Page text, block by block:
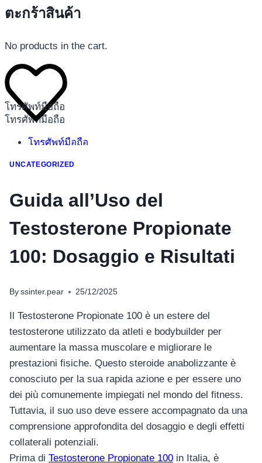
โทรศัพท์มือถือ
โทรศัพท์มือถือ
โทรศัพท์มือถือ
ตะกร้าสินค้า
No products in the cart.
UNCATEGORIZED
Guida all’Uso del
Testosterone Propionate
100: Dosaggio e Risultati
By ssinter.pear 25/12/2025
Il Testosterone Propionate 100 è un estere del
testosterone utilizzato da atleti e bodybuilder per
aumentare la massa muscolare e migliorare le
prestazioni fisiche. Questo steroide anabolizzante è
conosciuto per la sua rapida azione e per essere uno
dei più comunemente impiegati nel mondo del fitness.
Tuttavia, il suo uso deve essere accompagnato da una
comprensione approfondita del dosaggio e degli effetti
collaterali potenziali.
Prima di Testosterone Propionate 100 in Italia, è